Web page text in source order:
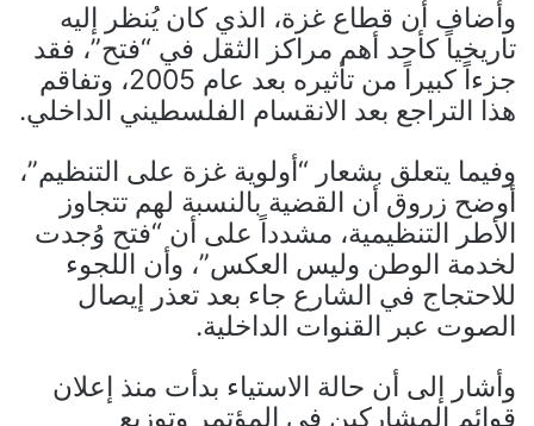
وأضاف أن قطاع غزة، الذي كان يُنظر إليه
تاريخياً كأحد أهم مراكز الثقل في “فتح”، فقد
جزءاً كبيراً من تأثيره بعد عام 2005، وتفاقم
هذا التراجع بعد الانقسام الفلسطيني الداخلي.
وفيما يتعلق بشعار “أولوية غزة على التنظيم”،
أوضح زروق أن القضية بالنسبة لهم تتجاوز
الأطر التنظيمية، مشدداً على أن “فتح وُجدت
لخدمة الوطن وليس العكس”، وأن اللجوء
للاحتجاج في الشارع جاء بعد تعذر إيصال
الصوت عبر القنوات الداخلية.
وأشار إلى أن حالة الاستياء بدأت منذ إعلان
قوائم المشاركين في المؤتمر وتوزيع